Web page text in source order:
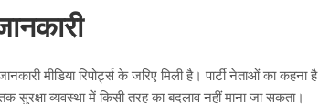
मीडिया रिपोर्ट्स के जरिए मिली है। पार्टी नेताओं का कहना है
व्यवस्था में किसी तरह का बदलाव नहीं माना जा सकता।